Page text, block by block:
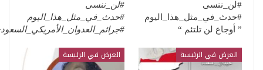
#لن_ننسى
#حدث_في_مثل_هذا_اليوم
” أوجاع لن تلتئم “
#لن_ننسى
#حدث_في_مثل_هذا_اليوم
العرض في الرئيسة العرض في الرئيسة